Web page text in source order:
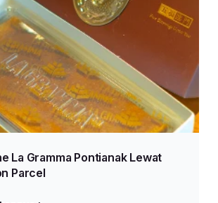
La Gramma Pontianak Lewat
Parcel